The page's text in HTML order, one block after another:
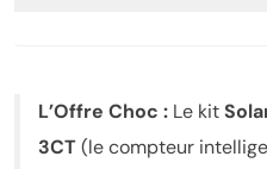
L’Offre Choc : Le kit
3CT(le compteur